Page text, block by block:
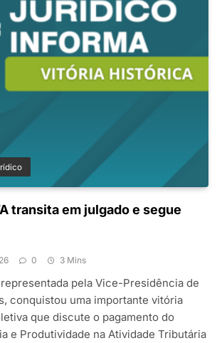
transita em julgado e segue
0 3 Mins
pela Vice-Presidência de
conquistou uma importante vitória
que discute o pagamento do
e Produtividade na Atividade Tributária